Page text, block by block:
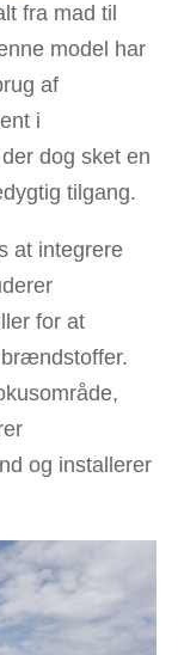
fra mad til
model har
af
i
dog sket en
tilgang.
at integrere
for at
og installerer